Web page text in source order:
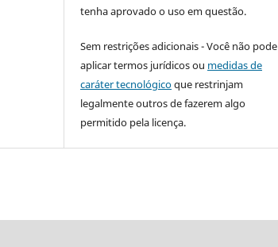
tenha aprovado o uso em questão.
Sem restrições adicionais - Você não pode
aplicar termos jurídicos ou medidas de
caráter tecnológicoque restrinjam
legalmente outros de fazerem algo
permitido pela licença.